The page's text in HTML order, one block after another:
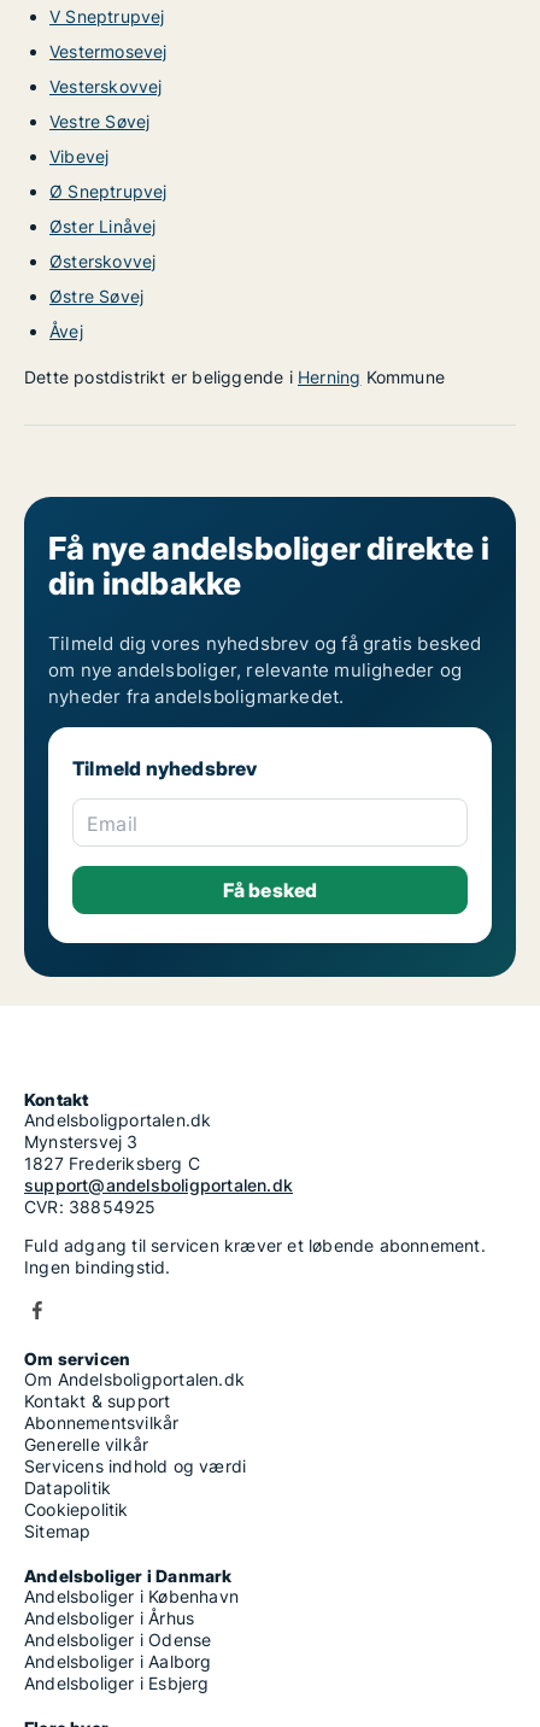
V Sneptrupvej
Vestermosevej
Vesterskovvej
Vestre Søvej
Vibevej
Ø Sneptrupvej
Øster Linåvej
Østerskovvej
Østre Søvej
Åvej
Dette postdistrikt er beliggende i Herning Kommune
Få nye andelsboliger direkte i
din indbakke
Tilmeld dig vores nyhedsbrev og få gratis besked
om nye andelsboliger, relevante muligheder og
nyheder fra andelsboligmarkedet.
Tilmeld nyhedsbrev
Email
Kontakt
Andelsboligportalen.dk
Mynstersvej 3
1827 Frederiksberg C
support@andelsboligportalen.dk
CVR: 38854925
Fuld adgang til servicen kræver et løbende abonnement.
Ingen bindingstid.
Om servicen
Om Andelsboligportalen.dk
Kontakt & support
Abonnementsvilkår
Generelle vilkår
Servicens indhold og værdi
Datapolitik
Cookiepolitik
Sitemap
Andelsboliger i Danmark
Andelsboliger i København
Andelsboliger i Århus
Andelsboliger i Odense
Andelsboliger i Aalborg
Andelsboliger i Esbjerg